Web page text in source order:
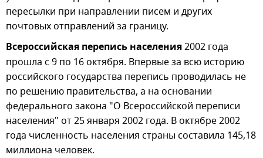
пересылки при направлении писем и других
почтовых отправлений за границу.
Всероссийская перепись населения2002 года
прошла с 9 по 16 октября. Впервые за всю историю
российского государства перепись проводилась не
по решению правительства, а на основании
федерального закона "О Всероссийской переписи
населения" от 25 января 2002 года. В октябре 2002
года численность населения страны составила 145,18
миллиона человек.